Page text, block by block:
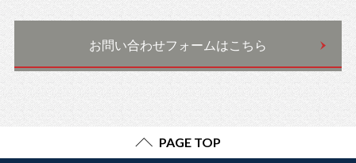
お問い合わせフォームはこちら
PAGE TOP